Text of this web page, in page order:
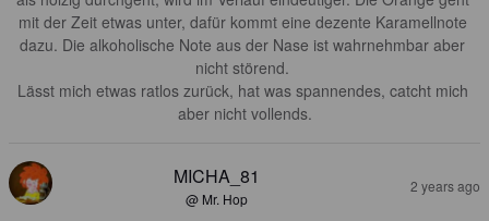
mit der Zeit etwas unter, dafür kommt eine dezente Karamellnote
dazu. Die alkoholische Note aus der Nase ist wahrnehmbar aber
nicht störend.
Lässt mich etwas ratlos zurück, hat was spannendes, catcht mich
aber nicht vollends.
MICHA_81
@ Mr. Hop
2 years ago